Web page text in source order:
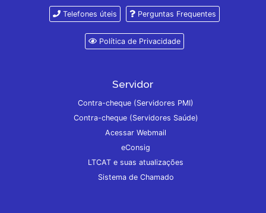
Telefones úteis Perguntas Frequentes
Política de Privacidade
Servidor
Contra-cheque (Servidores PMI)
Contra-cheque (Servidores Saúde)
Acessar Webmail
eConsig
LTCAT e suas atualizações
Sistema de Chamado